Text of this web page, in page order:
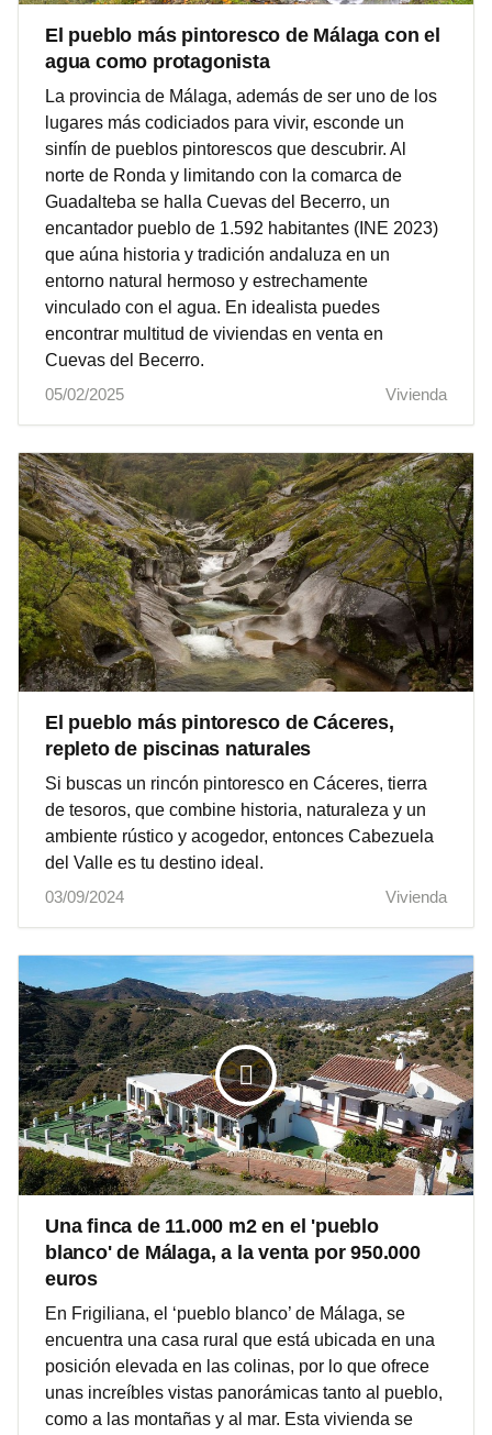
El pueblo más pintoresco de Málaga con el
agua como protagonista
La provincia de Málaga, además de ser uno de los
lugares más codiciados para vivir, esconde un
sinfín de pueblos pintorescos que descubrir. Al
norte de Ronda y limitando con la comarca de
Guadalteba se halla Cuevas del Becerro, un
encantador pueblo de 1.592 habitantes (INE 2023)
que aúna historia y tradición andaluza en un
entorno natural hermoso y estrechamente
vinculado con el agua. En idealista puedes
encontrar multitud de viviendas en venta en
Cuevas del Becerro.
05/02/2025
Vivienda
El pueblo más pintoresco de Cáceres,
repleto de piscinas naturales
Si buscas un rincón pintoresco en Cáceres, tierra
de tesoros, que combine historia, naturaleza y un
ambiente rústico y acogedor, entonces Cabezuela
del Valle es tu destino ideal.
03/09/2024
Vivienda
Una finca de 11.000 m2 en el 'pueblo
blanco' de Málaga, a la venta por 950.000
euros
En Frigiliana, el ‘pueblo blanco’ de Málaga, se
encuentra una casa rural que está ubicada en una
posición elevada en las colinas, por lo que ofrece
unas increíbles vistas panorámicas tanto al pueblo,
como a las montañas y al mar. Esta vivienda se